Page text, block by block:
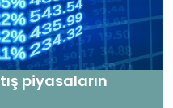
piyasaların